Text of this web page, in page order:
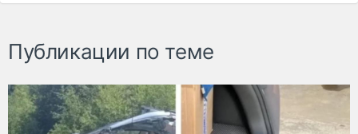
Публикации по теме